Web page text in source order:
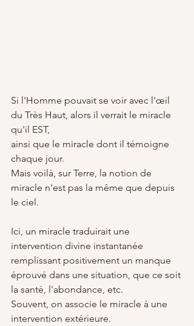
Si l'Homme pouvait se voir avec l'œil
du Très Haut, alors il verrait le miracle
qu'il EST,
ainsi que le miracle dont il témoigne
chaque jour.
Mais voilà, sur Terre, la notion de
miracle n'est pas la même que depuis
le ciel.
Ici, un miracle traduirait une
intervention divine instantanée
remplissant positivement un manque
éprouvé dans une situation, que ce soit
la santé, l'abondance, etc.
Souvent, on associe le miracle à une
intervention extérieure.